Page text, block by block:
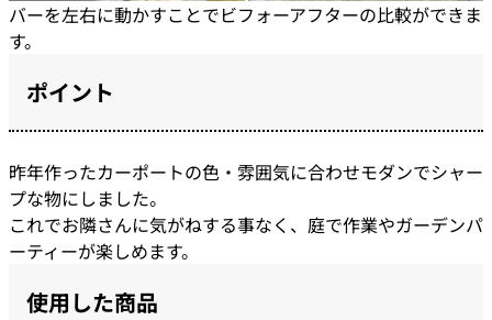
バーを左右に動かすことでビフォーアフターの比較ができま
す。
ポイント
昨年作ったカーポートの色・雰囲気に合わせモダンでシャー
プな物にしました。
これでお隣さんに気がねする事なく、庭で作業やガーデンパ
ーティーが楽しめます。
使用した商品